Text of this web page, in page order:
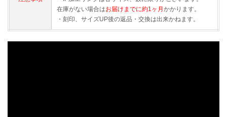
在庫がない場合はお届けまでに約1ヶ月かかります。
・刻印、サイズUP後の返品・交換は出来かねます。